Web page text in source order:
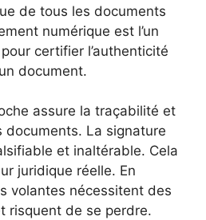
de tous les documents
numérique est l’un
certifier l’authenticité
document.
assure la traçabilité et
documents. La signature
et inaltérable. Cela
juridique réelle. En
volantes nécessitent des
risquent de se perdre.